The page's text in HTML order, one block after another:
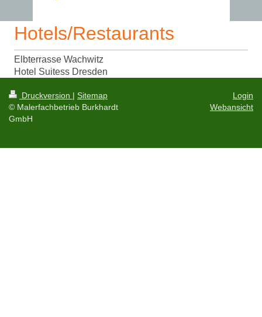
Hotels/Restaurants
Elbterrasse Wachwitz
Hotel Suitess Dresden
Druckversion | Sitemap
© Malerfachbetrieb Burkhardt
GmbH
Login
Webansicht